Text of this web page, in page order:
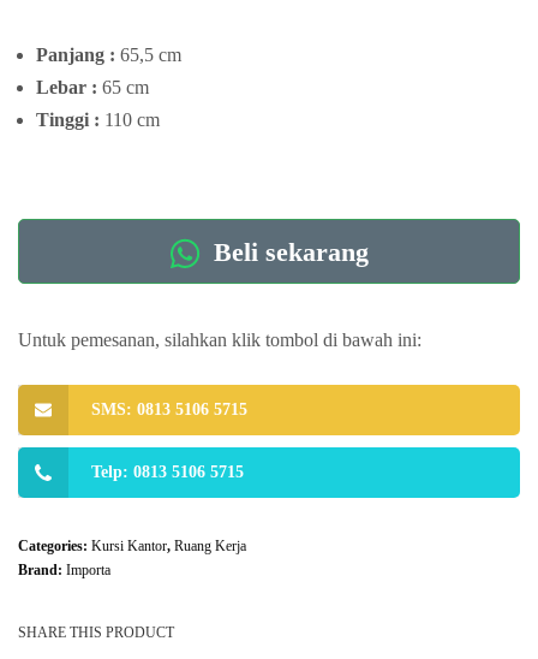
Panjang : 65,5 cm
Lebar : 65 cm
Tinggi : 110 cm
Beli sekarang
Untuk pemesanan, silahkan klik tombol di bawah ini:
SMS: 0813 5106 5715
Telp: 0813 5106 5715
Categories: Kursi Kantor, Ruang Kerja
Brand: Importa
SHARE THIS PRODUCT